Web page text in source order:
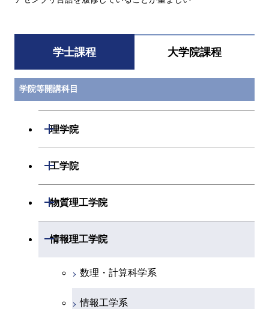
学士課程 大学院課程
学院等開講科目
理学院
開閉
化学系
工学院
開閉
機械系
物質理工学院
開閉
材料系
応用化学系
初年次専門科目
情報理工学院
開閉
数理・計算科学系
情報工学系